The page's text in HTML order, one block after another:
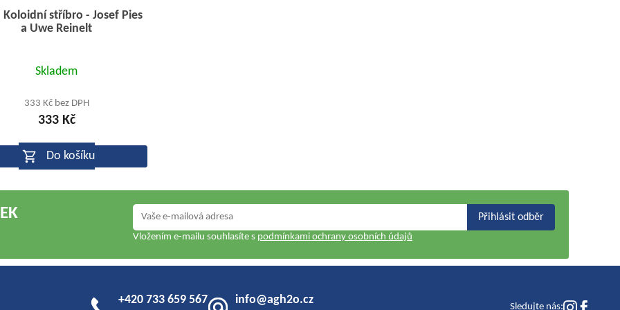
Koloidní stříbro - Josef Pies
a Uwe Reinelt
produktu
je
5,0
z
Skladem
333 Kč bez DPH
333 Kč
Do košíku
Přihlásit odběr
Vložením e-mailu souhlasíte s podmínkami ochrany osobních údajů
+420 733 659 567 info@agh2o.cz
Sledujte nás: